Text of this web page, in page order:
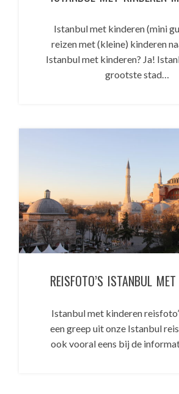
Istanbul met kinderen (mini
reizen met (kleine) kinderen
Istanbul met kinderen? Ja!
grootste stad…
REISFOTO’S ISTANBUL
Istanbul met kinderen
een greep uit onze Istanbul
ook vooral eens bij de